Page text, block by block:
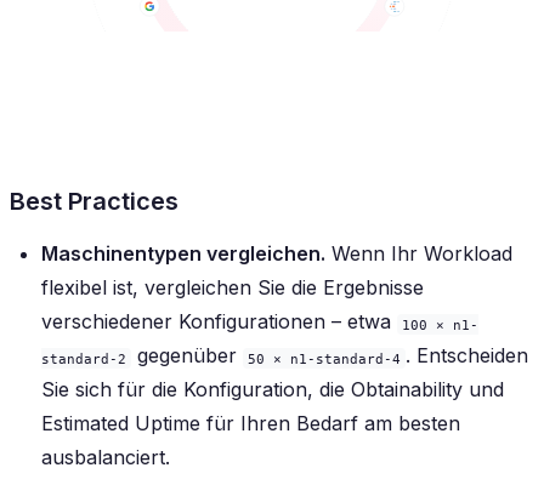
Best Practices
Maschinentypen vergleichen. Wenn Ihr Workload
flexibel ist, vergleichen Sie die Ergebnisse
verschiedener Konfigurationen – etwa
100 × n1-
standard-2
gegenüber 50 × n1-standard-4 . Entscheiden
Sie sich für die Konfiguration, die Obtainability und
Estimated Uptime für Ihren Bedarf am besten
ausbalanciert.